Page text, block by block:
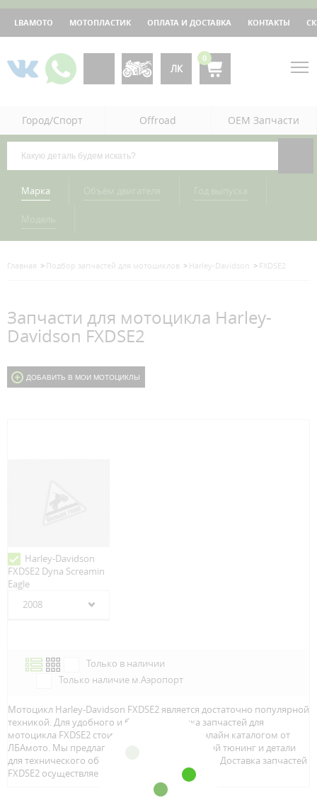
LBAMOTO МОТОПЛАСТИК ОПЛАТА И ДОСТАВКА КОНТАКТЫ
ЛК
0
Город/Спорт Offroad OEM Запчасти
Марка
Главная Подбор запчастей для мотоциклов Harley-Davidson FXDSE2
Запчасти для мотоцикла Harley-
Davidson FXDSE2
ДОБАВИТЬ В МОИ МОТОЦИКЛЫ
Harley-Davidson
FXDSE2 Dyna Screamin
Eagle
2008
Только в наличии
Только наличие м.Аэропорт
Мотоцикл Harley-Davidson FXDSE2 является достаточно популярной
техникой. Для удобного и быстрого поиска запчастей для
мотоцикла FXDSE2 стоит воспользоваться онлайн каталогом от
ЛБАмото. Мы предлагаем только качественный тюнинг и детали
для технического обслуживание вашего байка. Доставка запчастей
FXDSE2 осуществляется по всей Росcии.